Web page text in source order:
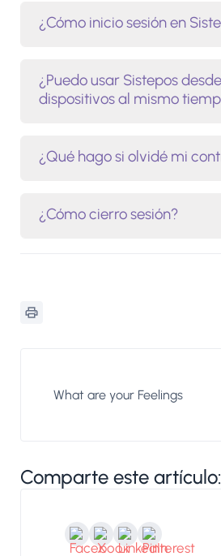
¿Cómo inicio sesión en
¿Puedo usar Sistepos
dispositivos al mismo
¿Qué hago si olvidé mi
¿Cómo cierro sesión?
What are your Feelings
Comparte este artículo: